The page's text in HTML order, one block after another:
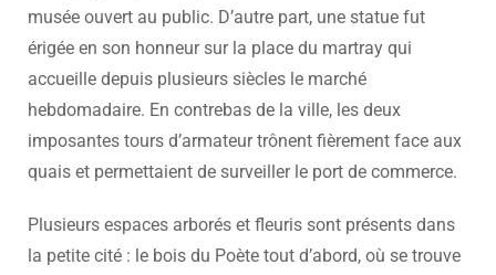
musée ouvert au public. D’autre part, une statue fut
érigée en son honneur sur la place du martray qui
accueille depuis plusieurs siècles le marché
hebdomadaire. En contrebas de la ville, les deux
imposantes tours d’armateur trônent fièrement face aux
quais et permettaient de surveiller le port de commerce.
Plusieurs espaces arborés et fleuris sont présents dans
la petite cité : le bois du Poète tout d’abord, où se trouve